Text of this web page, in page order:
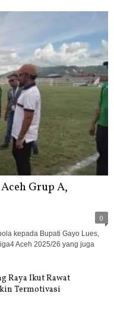
Grup A,
0
kepada Bupati Gayo Lues,
Aceh 2025/26 yang juga
Raya Ikut Rawat
Termotivasi